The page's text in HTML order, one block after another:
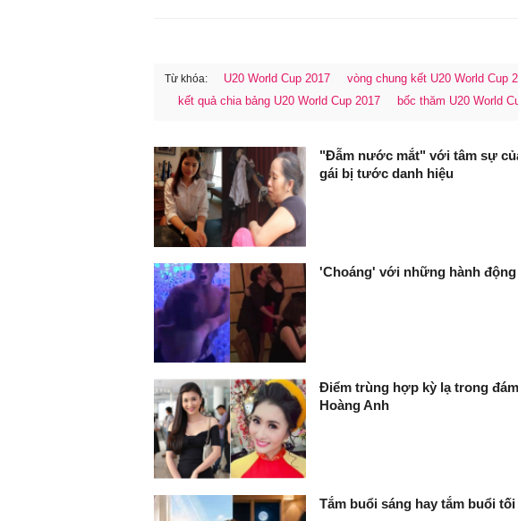
FaceBook
Từ khóa: U20 World Cup 2017
vòng chung kết U20 World Cup
kết quả chia bảng U20 World Cup 2017
bốc thăm U20 World
"Đẫm nước mắt" với tâm sự
gái bị tước danh hiệu
'Choáng' với những hành
Điểm trùng hợp kỳ lạ trong
Hoàng Anh
Tắm buổi sáng hay tắm buổi